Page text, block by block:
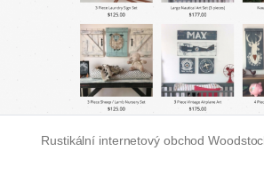
Rustikální internetový obchod